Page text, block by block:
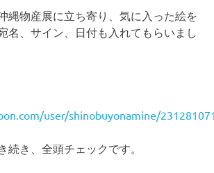
縄物産展に立ち寄り、気に入った絵を
名、サイン、日付も入れてもらいまし
user/shinobuyonamine/
続き、全頭チェックです。